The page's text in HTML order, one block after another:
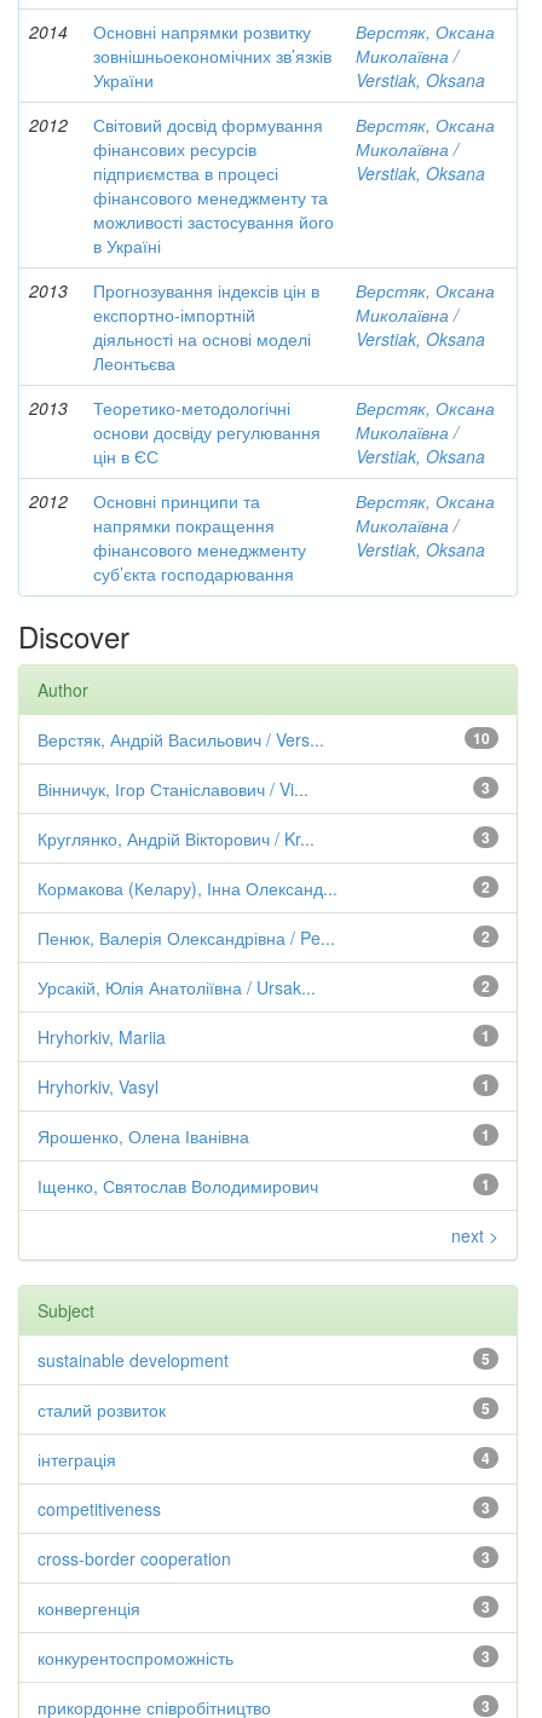
2014
Основні напрямки розвитку
зовнішньоекономічних зв’язків
України
Верстяк, Оксана
Миколаївна /
Verstiak, Oksana
2012
Світовий досвід формування
фінансових ресурсів
підприємства в процесі
фінансового менеджменту та
можливості застосування його
в Україні
Верстяк, Оксана
Миколаївна /
Verstiak, Oksana
2013
Прогнозування індексів цін в
експортно-імпортній
діяльності на основі моделі
Леонтьєва
Верстяк, Оксана
Миколаївна /
Verstiak, Oksana
2013
Теоретико-методологічні
основи досвіду регулювання
цін в ЄС
Верстяк, Оксана
Миколаївна /
Verstiak, Oksana
2012
Основні принципи та
напрямки покращення
фінансового менеджменту
суб’єкта господарювання
Верстяк, Оксана
Миколаївна /
Verstiak, Oksana
Discover
Author
10
Верстяк, Андрій Васильович / Vers...
3
Вінничук, Ігор Станіславович / Vi...
3
Круглянко, Андрій Вікторович / Kr...
2
Кормакова (Келару), Інна Олександ...
2
Пенюк, Валерія Олександрівна / Pe...
2
Урсакій, Юлія Анатоліївна / Ursak...
1
Hryhorkiv, Mariia
1
Hryhorkiv, Vasyl
1
Ярошенко, Олена Іванівна
1
Іщенко, Святослав Володимирович
next >
Subject
5
sustainable development
5
сталий розвиток
4
інтеграція
3
competitiveness
3
cross-border cooperation
3
конвергенція
3
конкурентоспроможність
3
прикордонне співробітництво